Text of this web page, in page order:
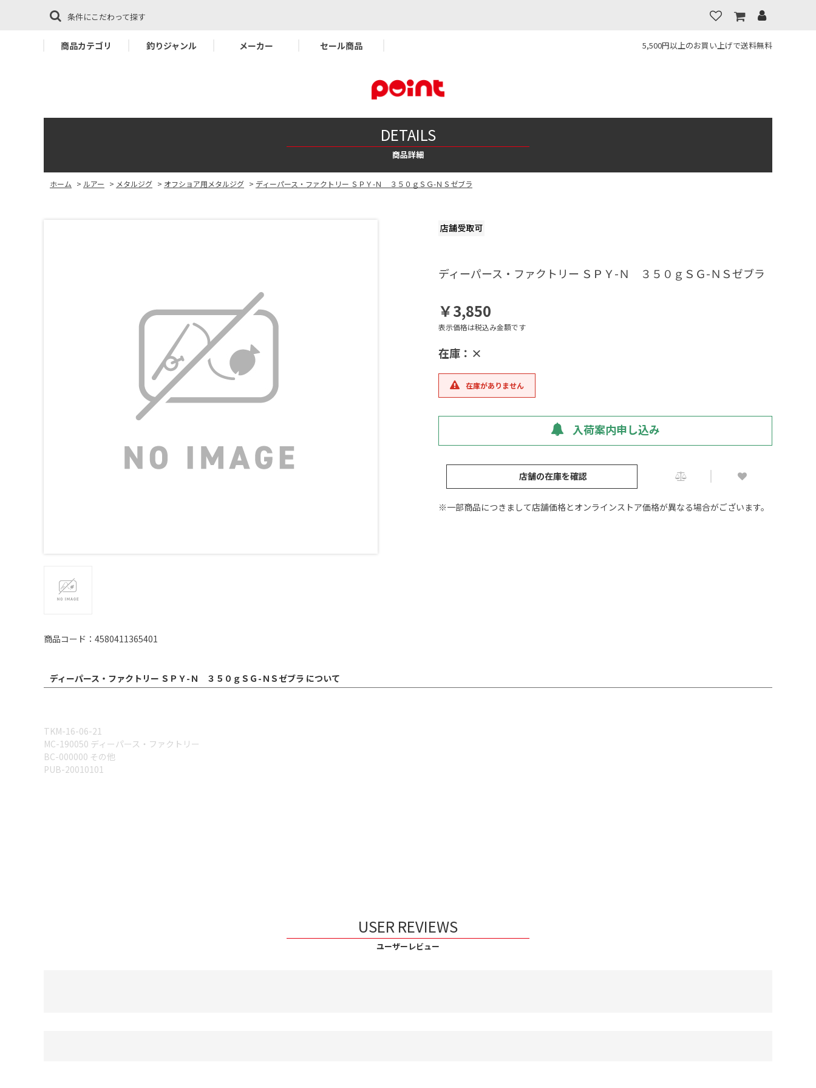
条件にこだわって探す
商品カテゴリ 釣りジャンル メーカー セール商品 5,500円以上のお買い上げで送料無料
DETAILS
商品詳細
ホーム > ルアー > メタルジグ > オフショア用メタルジグ > ディーパース・ファクトリー ＳＰＹ-Ｎ ３５０ｇＳＧ-ＮＳゼブラ
商品コード：4580411365401
ディーパース・ファクトリー ＳＰＹ-Ｎ ３５０ｇＳＧ-ＮＳゼブラ
￥3,850
表示価格は税込み金額です
在庫：×
在庫がありません
入荷案内申し込み
店舗の在庫を確認
※一部商品につきまして店舗価格とオンラインストア価格が異なる場合がございます。
ディーパース・ファクトリー ＳＰＹ-Ｎ ３５０ｇＳＧ-ＮＳゼブラ について
TKM-16-06-21
MC-190050 ディーパース・ファクトリー
BC-000000 その他
PUB-20010101
USER REVIEWS
ユーザーレビュー